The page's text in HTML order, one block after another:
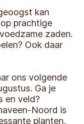
kan
prachtige
zaden.
Ook daar
ons volgende
Ga je
en veld?
Noord is
planten,